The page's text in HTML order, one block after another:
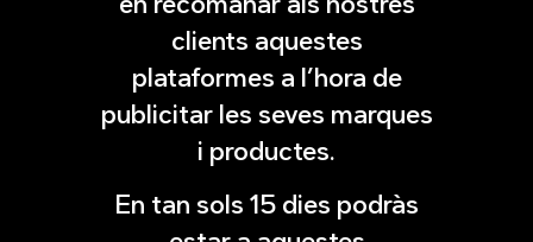
clients aquestes
plataformes a l’hora de
publicitar les seves marques
i productes.
En tan sols 15 dies podràs